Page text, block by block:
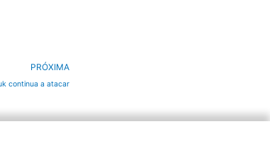
PRÓXIMA
continua a atacar
Próximo